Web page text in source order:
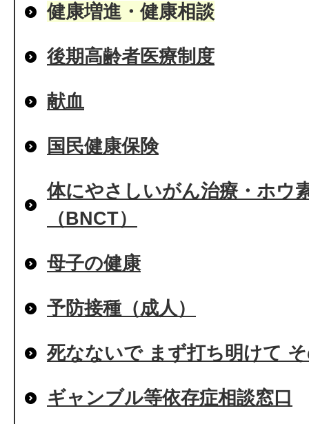
健康増進・健康相談
後期高齢者医療制度
献血
国民健康保険
体にやさしいがん治療・ホウ
（BNCT）
母子の健康
予防接種（成人）
死なないで まず打ち明けて
ギャンブル等依存症相談窓口